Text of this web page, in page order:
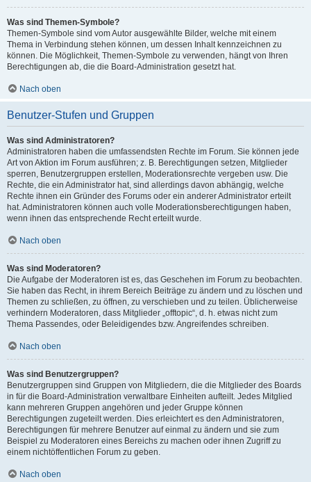
Was sind Themen-Symbole?
Themen-Symbole sind vom Autor ausgewählte Bilder, welche mit einem
Thema in Verbindung stehen können, um dessen Inhalt kennzeichnen zu
können. Die Möglichkeit, Themen-Symbole zu verwenden, hängt von Ihren
Berechtigungen ab, die die Board-Administration gesetzt hat.
Nach oben
Benutzer-Stufen und Gruppen
Was sind Administratoren?
Administratoren haben die umfassendsten Rechte im Forum. Sie können jede
Art von Aktion im Forum ausführen; z. B. Berechtigungen setzen, Mitglieder
sperren, Benutzergruppen erstellen, Moderationsrechte vergeben usw. Die
Rechte, die ein Administrator hat, sind allerdings davon abhängig, welche
Rechte ihnen ein Gründer des Forums oder ein anderer Administrator erteilt
hat. Administratoren können auch volle Moderationsberechtigungen haben,
wenn ihnen das entsprechende Recht erteilt wurde.
Nach oben
Was sind Moderatoren?
Die Aufgabe der Moderatoren ist es, das Geschehen im Forum zu beobachten.
Sie haben das Recht, in ihrem Bereich Beiträge zu ändern und zu löschen und
Themen zu schließen, zu öffnen, zu verschieben und zu teilen. Üblicherweise
verhindern Moderatoren, dass Mitglieder „offtopic“, d. h. etwas nicht zum
Thema Passendes, oder Beleidigendes bzw. Angreifendes schreiben.
Nach oben
Was sind Benutzergruppen?
Benutzergruppen sind Gruppen von Mitgliedern, die die Mitglieder des Boards
in für die Board-Administration verwaltbare Einheiten aufteilt. Jedes Mitglied
kann mehreren Gruppen angehören und jeder Gruppe können
Berechtigungen zugeteilt werden. Dies erleichtert es den Administratoren,
Berechtigungen für mehrere Benutzer auf einmal zu ändern und sie zum
Beispiel zu Moderatoren eines Bereichs zu machen oder ihnen Zugriff zu
einem nichtöffentlichen Forum zu geben.
Nach oben